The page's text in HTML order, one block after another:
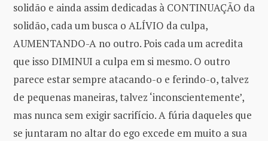
solidão e ainda assim dedicadas à CONTINUAÇÃO da
solidão, cada um busca o ALÍVIO da culpa,
AUMENTANDO-A no outro. Pois cada um acredita
que isso DIMINUI a culpa em si mesmo. O outro
parece estar sempre atacando-o e ferindo-o, talvez
de pequenas maneiras, talvez ‘inconscientemente’,
mas nunca sem exigir sacrifício. A fúria daqueles que
se juntaram no altar do ego excede em muito a sua